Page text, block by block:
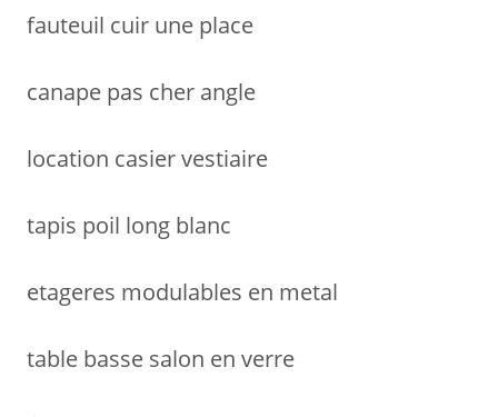
fauteuil cuir une place
canape pas cher angle
location casier vestiaire
tapis poil long blanc
etageres modulables en metal
table basse salon en verre